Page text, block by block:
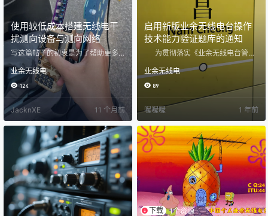
使用较低成本搭建无线电干
扰测向设备与测向网络
写这篇帖子的初衷是为了帮助更多
各地饱受塔吊、保安、酒店等干
扰、占用业余无线电频段摧残的 Ha
m 们，甚至很多干扰会直接占用各
地中继的上、下行频率，严重侵害
了我们业余无线电爱好者的合法权
益。 由于我们本地赣州峰山中继，
龙南高山中继，南康南山中继，上
下行频率均受到不同程度的恶意与
非恶意干扰，因此开发此项目进行
使用，初衷很简单，仅仅是想为我
们业余无线电爱好者尽一点自己微
薄的力量。 我们需要维护自己的合
法…
业余无线电
124
JacknXE 11 个月前
启用新版业余无线电台操作
技术能力验证题库的通知
为贯彻落实《业余无线电台管理
办法》（工业和信息化部令第67
号）等要求，进一步规范和优化业
余无线电台操作技术能力验证工
作，经工业和信息化部无线电管理
局审定，现委托CRAC向社会公开发
布《业余无线电台操作技术能力验
证题库（2025年版）》。 自202
5年10月1日正式启用2025年版题
库，在执行过程中，如遇有问题或
相关意见建议，请及时与CRAC联
系。 特此通知。 附…
业余无线电
89
喔喔喔 1 年前
下载 1个资源